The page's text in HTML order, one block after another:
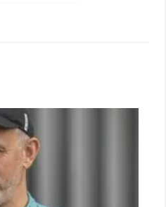
laburpen bideoa Hamaika
eskutik